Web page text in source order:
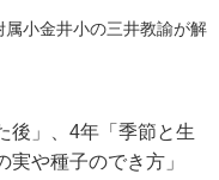
小金井小の三井教諭が解
」、 4年「季節と生
実や種子のでき方」